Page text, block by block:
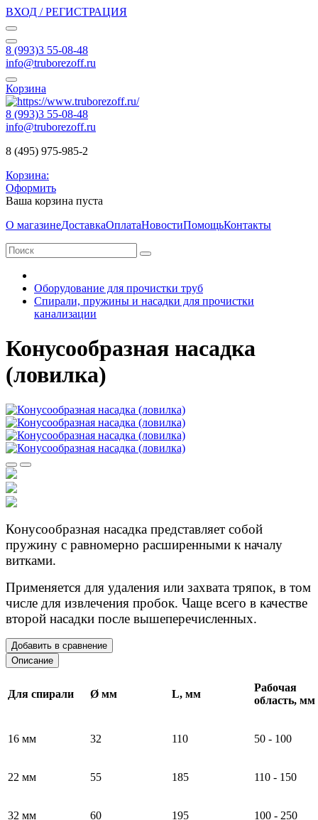
ВХОД / РЕГИСТРАЦИЯ
8 (993)3 55-08-48
info@truborezoff.ru
Корзина
8 (993)3 55-08-48
info@truborezoff.ru
8 (495) 975-985-2
Корзина:
Оформить
Ваша корзина пуста
О магазинеДоставкаОплатаНовостиПомощьКонтакты
Оборудование для прочистки труб
Спирали, пружины и насадки для прочистки
канализации
Конусообразная насадка
(ловилка)
Конусообразная насадка представляет собой
пружину с равномерно расширенными к началу
витками.
Применяется для удаления или захвата тряпок, в том
числе для извлечения пробок. Чаще всего в качестве
второй насадки после вышеперечисленных.
Добавить в сравнение
Описание
Для спирали Ø мм L, мм
Рабочая
область, мм
16 мм 32 110 50 - 100
22 мм 55 185 110 - 150
32 мм 60 195 100 - 250